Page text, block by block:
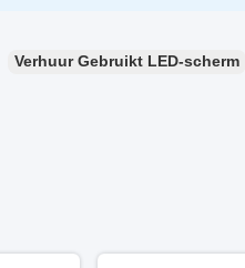
Verhuur Gebruikt LED-scherm